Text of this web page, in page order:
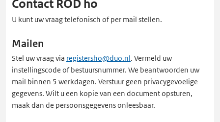
Contact ROD ho
U kunt uw vraag telefonisch of per mail stellen.
Mailen
Stel uw vraag via registersho@duo.nl. Vermeld uw
instellingscode of bestuursnummer. We beantwoorden uw
mail binnen 5 werkdagen. Verstuur geen privacygevoelige
gegevens. Wilt u een kopie van een document opsturen,
maak dan de persoonsgegevens onleesbaar.